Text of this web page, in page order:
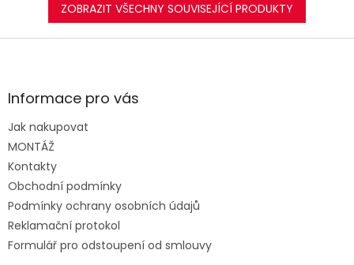
ZOBRAZIT VŠECHNY SOUVISEJÍCÍ PRODUKTY
Z
aInformace pro vás
Jak nakupovat
MONTÁŽ
Kontakty
Obchodní podmínky
Podmínky ochrany osobních údajů
Reklamační protokol
Formulář pro odstoupení od smlouvy